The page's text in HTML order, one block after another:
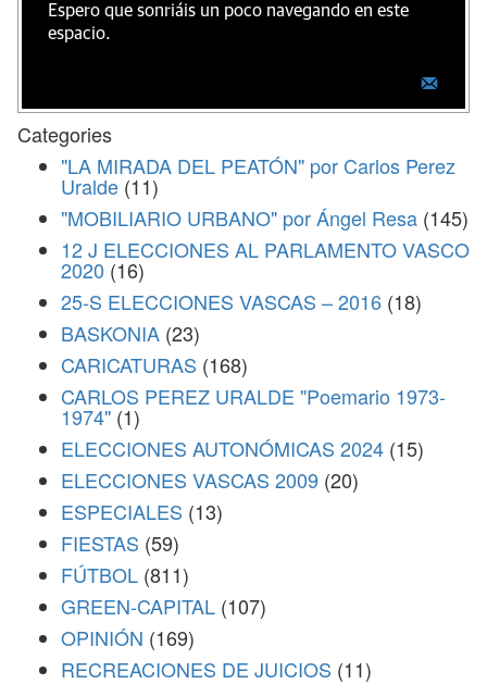
Espero que sonriáis un poco navegando en este
espacio.
Categories
"LA MIRADA DEL PEATÓN" por Carlos Perez
Uralde (11)
"MOBILIARIO URBANO" por Ángel Resa (145)
12 J ELECCIONES AL PARLAMENTO VASCO
2020 (16)
25-S ELECCIONES VASCAS – 2016 (18)
BASKONIA (23)
CARICATURAS (168)
CARLOS PEREZ URALDE "Poemario 1973-
1974" (1)
ELECCIONES AUTONÓMICAS 2024 (15)
ELECCIONES VASCAS 2009 (20)
ESPECIALES (13)
FIESTAS (59)
FÚTBOL (811)
GREEN-CAPITAL (107)
OPINIÓN (169)
RECREACIONES DE JUICIOS (11)